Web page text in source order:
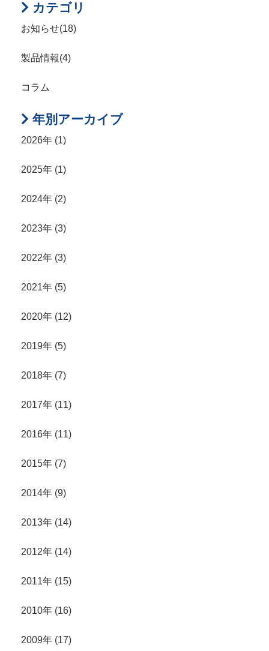
カテゴリ
お知らせ(18)
製品情報(4)
コラム
年別アーカイブ
2026年 (1)
2025年 (1)
2024年 (2)
2023年 (3)
2022年 (3)
2021年 (5)
2020年 (12)
2019年 (5)
2018年 (7)
2017年 (11)
2016年 (11)
2015年 (7)
2014年 (9)
2013年 (14)
2012年 (14)
2011年 (15)
2010年 (16)
2009年 (17)